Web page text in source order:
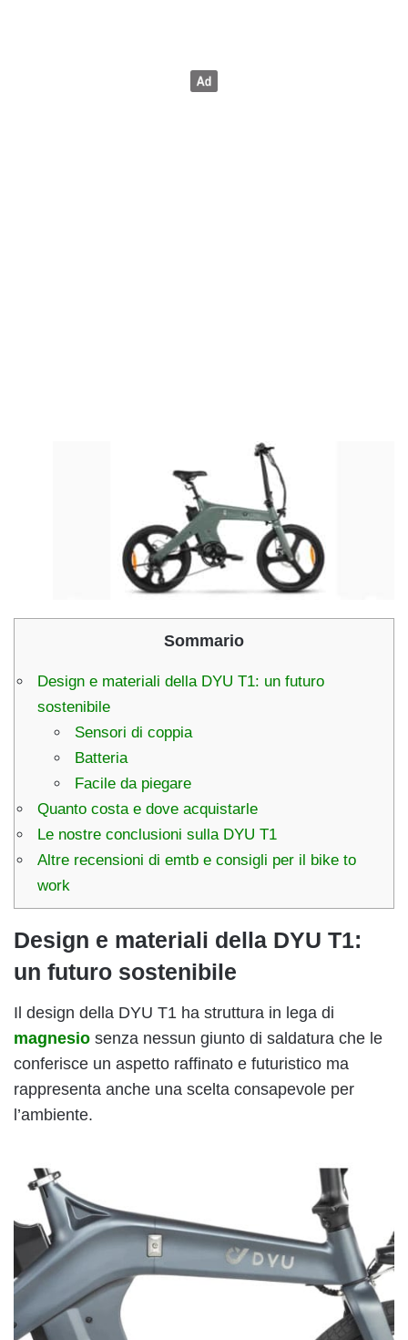
Sommario
Design e materiali della DYU T1: un futuro
sostenibile
Sensori di coppia
Batteria
Facile da piegare
Quanto costa e dove acquistarle
Le nostre conclusioni sulla DYU T1
Altre recensioni di emtb e consigli per il bike to
work
Design e materiali della DYU T1:
un futuro sostenibile
Il design della DYU T1 ha struttura in lega di
magnesio senza nessun giunto di saldatura che le
conferisce un aspetto raffinato e futuristico ma
rappresenta anche una scelta consapevole per
l’ambiente.